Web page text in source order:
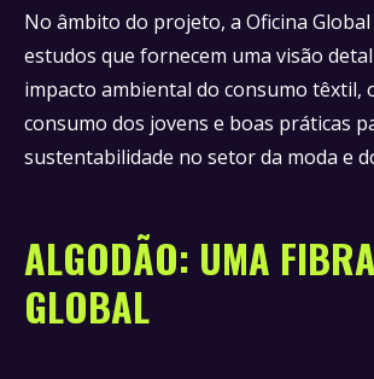
No âmbito do projeto, a Oficina
estudos que fornecem uma visão
impacto ambiental do consumo têxtil,
consumo dos jovens e boas práticas
sustentabilidade no setor da moda e
ALGODÃO: UMA FIBRA
GLOBAL